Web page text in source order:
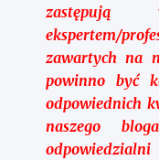
zastępują
ekspertem/
zawartych na
powinno być
odpowiednich
naszego